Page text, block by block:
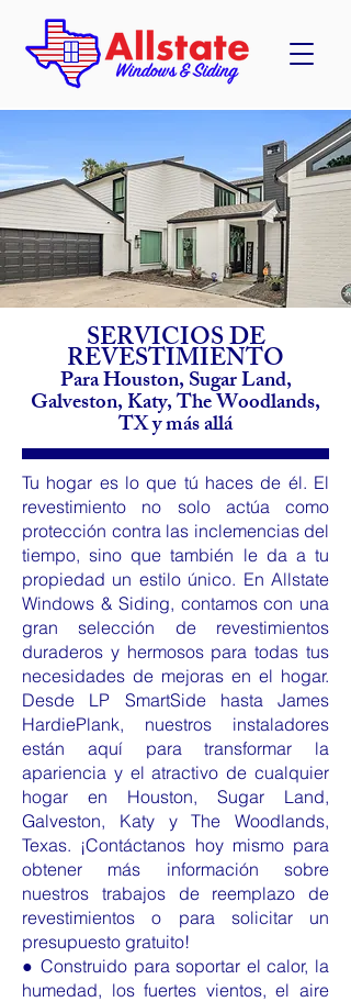
SERVICIOS DE
REVESTIMIENTO
Para Houston, Sugar Land,
Galveston, Katy, The Woodlands,
TX y más allá
Tu hogar es lo que tú haces de él. El
revestimiento no solo actúa como
protección contra las inclemencias del
tiempo, sino que también le da a tu
propiedad un estilo único. En Allstate
Windows & Siding, contamos con una
gran selección de revestimientos
duraderos y hermosos para todas tus
necesidades de mejoras en el hogar.
Desde LP SmartSide hasta James
HardiePlank, nuestros instaladores
están aquí para transformar la
apariencia y el atractivo de cualquier
hogar en Houston, Sugar Land,
Galveston, Katy y The Woodlands,
Texas. ¡Contáctanos hoy mismo para
obtener más información sobre
nuestros trabajos de reemplazo de
revestimientos o para solicitar un
presupuesto gratuito!
● Construido para soportar el calor, la
humedad, los fuertes vientos, el aire